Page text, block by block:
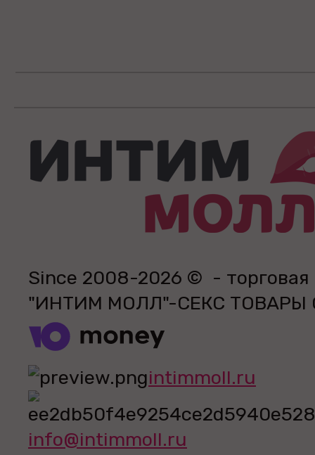
Since 2008-2026 © - торговая
"ИНТИМ МОЛЛ"-СЕКС
intimmoll.ru
info@intimmoll.ru